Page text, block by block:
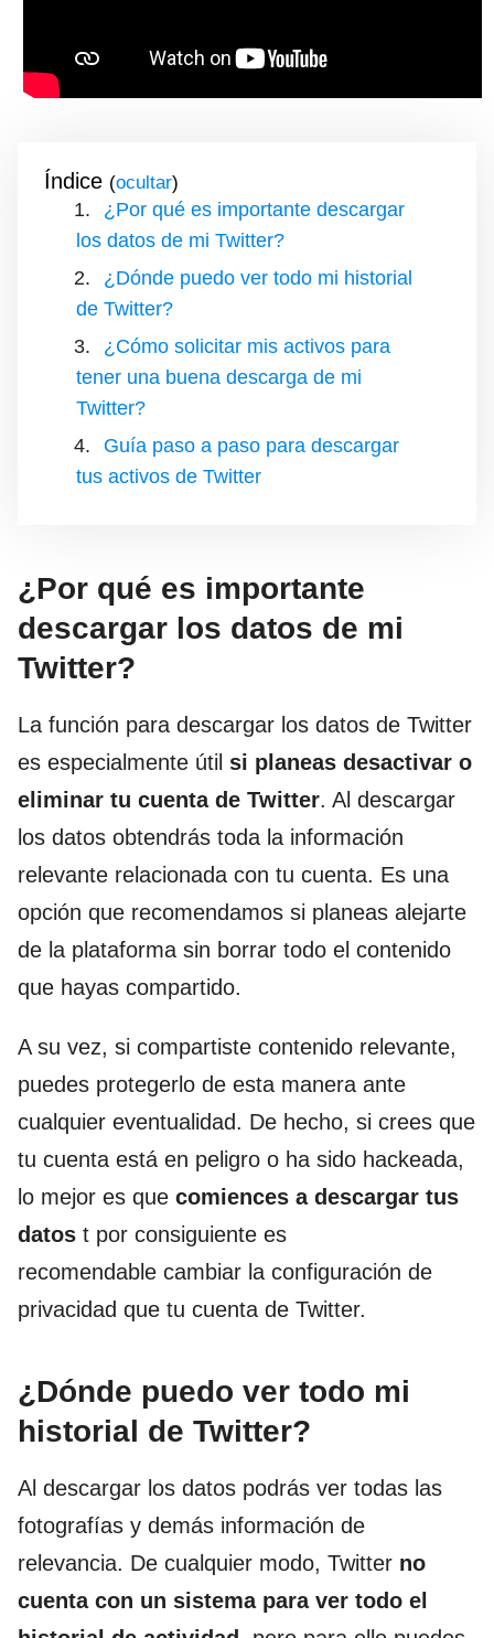
Índice ( )
¿Por qué es importante descargar
los datos de mi Twitter?
¿Dónde puedo ver todo mi historial
de Twitter?
¿Cómo solicitar mis activos para
tener una buena descarga de mi
Twitter?
Guía paso a paso para descargar
tus activos de Twitter
¿Por qué es importante
descargar los datos de mi
Twitter?
La función para descargar los datos de Twitter
es especialmente útil si planeas desactivar o
eliminar tu cuenta de Twitter. Al descargar
los datos obtendrás toda la información
relevante relacionada con tu cuenta. Es una
opción que recomendamos si planeas alejarte
de la plataforma sin borrar todo el contenido
que hayas compartido.
A su vez, si compartiste contenido relevante,
puedes protegerlo de esta manera ante
cualquier eventualidad. De hecho, si crees que
tu cuenta está en peligro o ha sido hackeada,
lo mejor es que comiences a descargar tus
datos t por consiguiente es
recomendable cambiar la configuración de
privacidad que tu cuenta de Twitter.
¿Dónde puedo ver todo mi
historial de Twitter?
Al descargar los datos podrás ver todas las
fotografías y demás información de
relevancia. De cualquier modo, Twitter no
cuenta con un sistema para ver todo el